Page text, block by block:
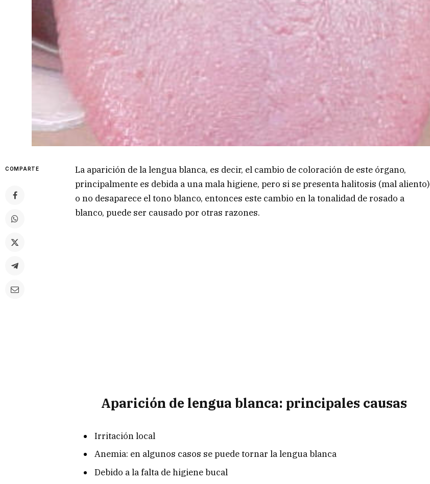
COMPARTE
La aparición de la lengua blanca, es decir, el cambio de coloración de este órgano,
principalmente es debida a una mala higiene, pero si se presenta halitosis (mal aliento)
o no desaparece el tono blanco, entonces este cambio en la tonalidad de rosado a
blanco, puede ser causado por otras razones.
Aparición de lengua blanca: principales causas
Irritación local
Anemia: en algunos casos se puede tornar la lengua blanca
Debido a la falta de higiene bucal